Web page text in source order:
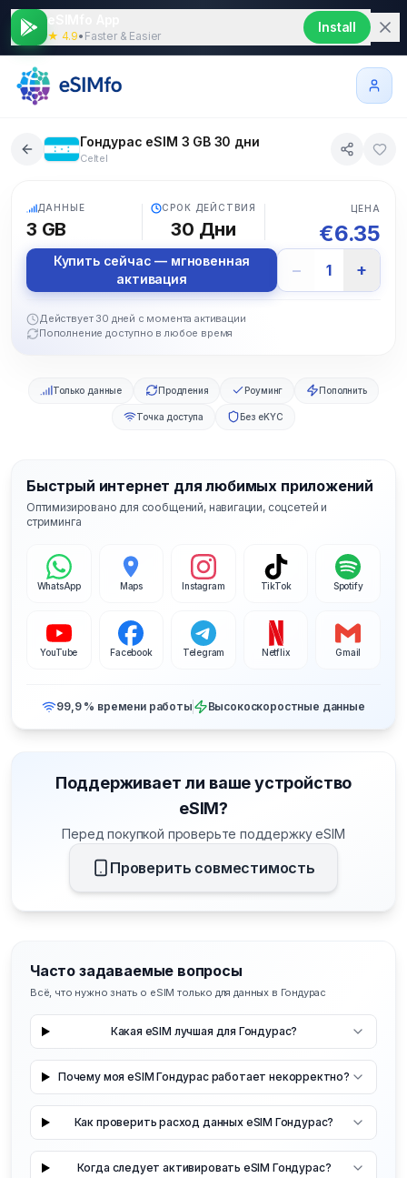
★ 4.9• Faster & Easier
Install
Гондурас eSIM 3 GB 30 дни
Celtel
ДАННЫЕ
3 GB
СРОК ДЕЙСТВИЯ
30 Дни
ЦЕНА
€6.35
Купить сейчас — мгновенная
активация
− 1 +
Действует 30 дней с момента активации
Пополнение доступно в любое время
Только данные Продления Роуминг Пополнить
Точка доступа Без eKYC
Быстрый интернет для любимых приложений
Оптимизировано для сообщений, навигации, соцсетей и
стриминга
WhatsApp Maps Instagram TikTok Spotify
YouTube Facebook Telegram Netflix Gmail
99,9 % времени работы Высокоскоростные данные
Поддерживает ли ваше устройство
eSIM?
Перед покупкой проверьте поддержку eSIM
Проверить совместимость
Часто задаваемые вопросы
Всё, что нужно знать о eSIM только для данных в Гондурас
Какая eSIM лучшая для Гондурас?
Почему моя eSIM Гондурас работает некорректно?
Как проверить расход данных eSIM Гондурас?
Когда следует активировать eSIM Гондурас?